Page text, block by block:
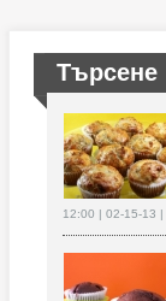
Търсене
12:00 | 02-15-13 |